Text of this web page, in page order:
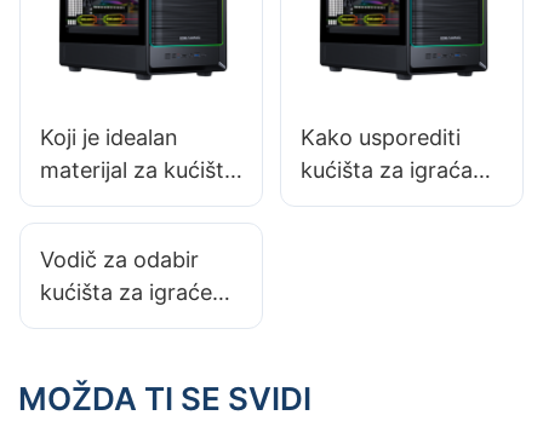
Koji je idealan
materijal za kućišta
za igraća računala
visokom
temperaturom?
Kako usporediti
kućišta za igraća
računala na temelju
Vodič za odabir
kućišta za igraće
računalo za tamnu
MOŽDA TI SE SVIDI